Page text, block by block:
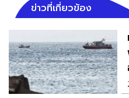
ข่าวที่เกี่ยวข้อง